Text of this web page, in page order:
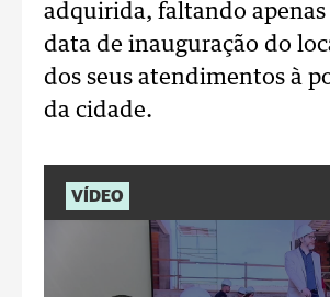
adquirida, faltando apenas
data de inauguração do
dos seus atendimentos à
da cidade.
VÍDEO